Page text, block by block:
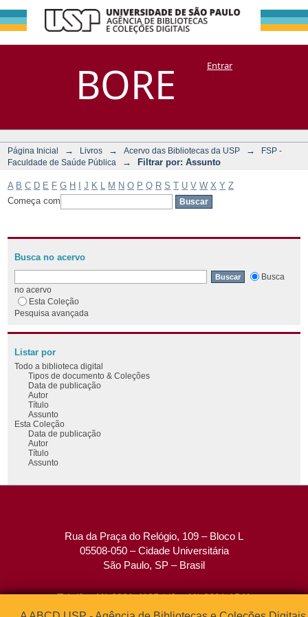
BORE
Filtrar por:
Assunto
DSpace/Manakin + CoriscoEntrar
Página Inicial → Livros → Acervo das Bibliotecas da USP →
FSP -
Faculdade de Saúde Pública
→ Filtrar por: Assunto
A B C D E F G H J K M N O P Q R S T U V W X Y Z
Começa com
Busca no acervo
Busca
no acervo
Esta Coleção
Pesquisa avançada
Listar por
Todo a biblioteca digital
Tipos de documento & Coleções
Data de publicação
Autor
Título
Assunto
Esta Coleção
Data de publicação
Autor
Título
Assunto
Rua da Praça do Relógio, 109 – Bloco L
05508-050 – Cidade Universitária
São Paulo, SP – Brasil
Tel: (0xx11) 3091-4195 / (0xx11) 3091-1541
Fax: (0xx11) 3091-1567